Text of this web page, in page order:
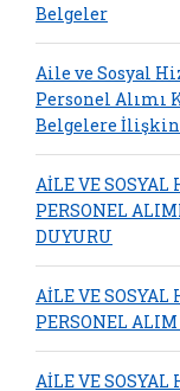
Belgeler
Aile ve Sosyal
Personel Alımı
Belgelere İlişkin
AİLE VE
PERSONEL
DUYURU
AİLE VE
PERSONEL
AİLE VE